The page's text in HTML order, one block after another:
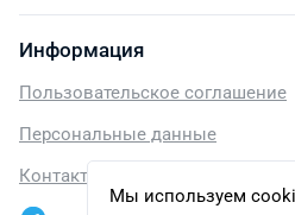
Мы используем
Информация
Пользовательское соглашение
Персональные данные
Контакты